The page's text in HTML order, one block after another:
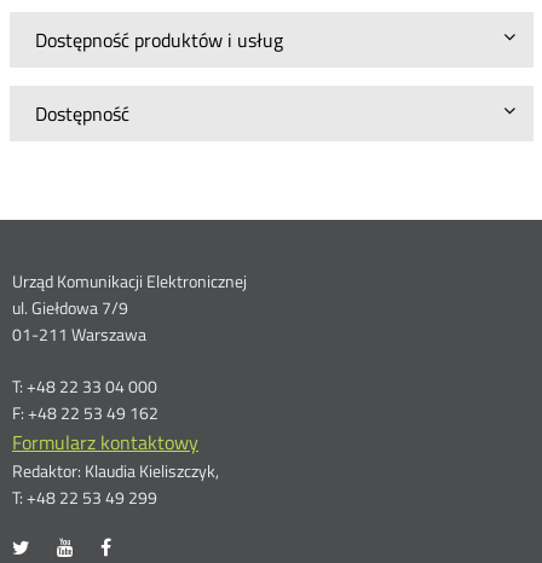
Dostępność produktów i usług
Dostępność
Dane
kontaktowe
Urząd Komunikacji Elektronicznej
ul. Giełdowa 7/9
01-211 Warszawa
T: +48 22 33 04 000
F: +48 22 53 49 162
Formularz kontaktowy
Redaktor: Klaudia Kieliszczyk,
T: +48 22 53 49 299
UKE
OtwórzUKE
Otwórz